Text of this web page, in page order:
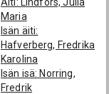
Maria
Isän äiti:
Hafverberg, Fredrika
Karolina
Isän isä: Norring,
Fredrik